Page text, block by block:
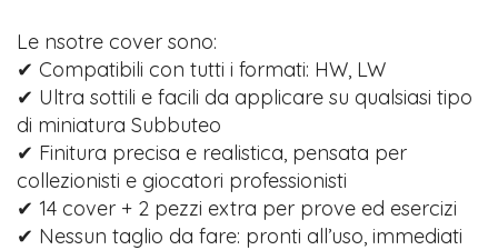
Le nsotre cover sono:
✔ Compatibili con tutti i formati: HW, LW
✔ Ultra sottili e facili da applicare su qualsiasi tipo
di miniatura Subbuteo
✔ Finitura precisa e realistica, pensata per
collezionisti e giocatori professionisti
✔ 14 cover + 2 pezzi extra per prove ed esercizi
✔ Nessun taglio da fare: pronti all’uso, immediati